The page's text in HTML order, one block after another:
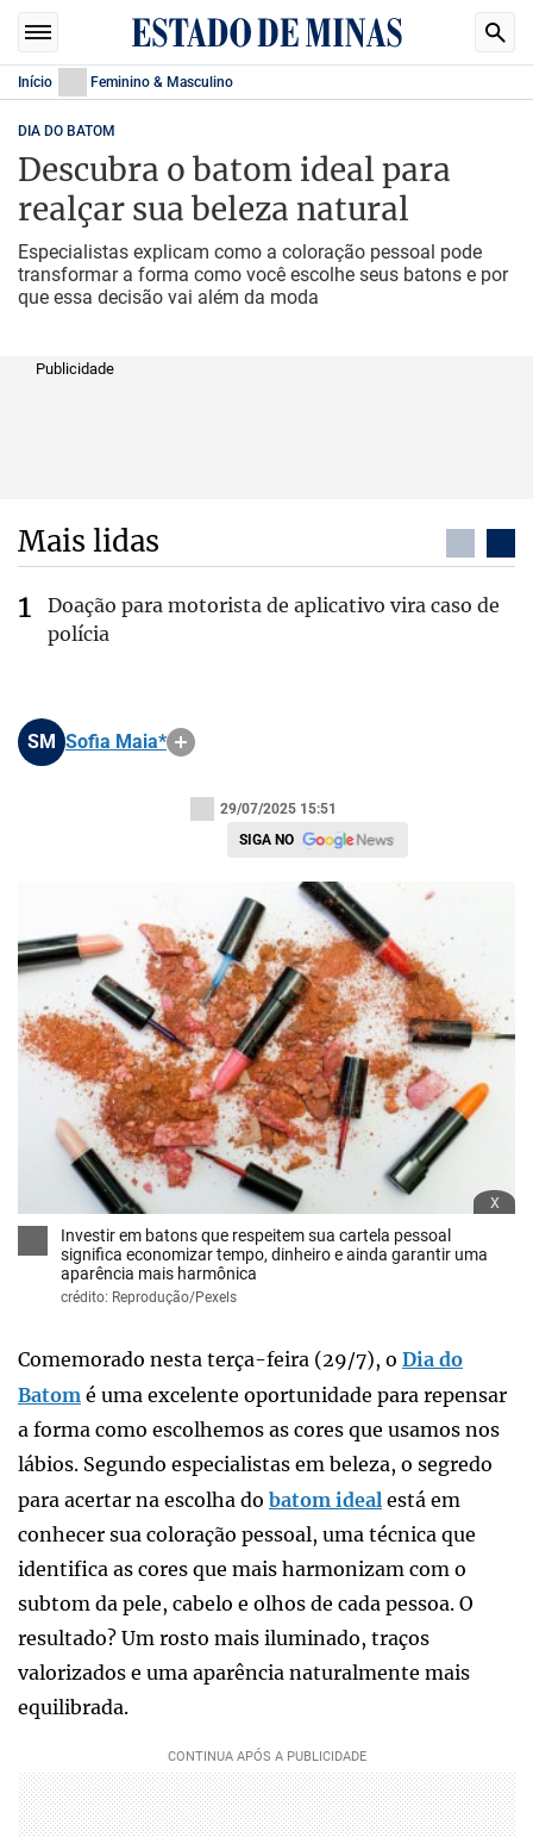
Início Feminino & Masculino
DIA DO BATOM
Descubra o batom ideal para
realçar sua beleza natural
Especialistas explicam como a coloração pessoal pode
transformar a forma como você escolhe seus batons e por
que essa decisão vai além da moda
Publicidade
Mais lidas
Doação para motorista de aplicativo vira caso de
polícia
SM Sofia Maia*
29/07/2025 15:51
SIGA NO
x
Investir em batons que respeitem sua cartela pessoal
significa economizar tempo, dinheiro e ainda garantir uma
aparência mais harmônica
crédito: Reprodução/Pexels
Comemorado nesta terça-feira (29/7), o Dia do
Batom é uma excelente oportunidade para repensar
a forma como escolhemos as cores que usamos nos
lábios. Segundo especialistas em beleza, o segredo
para acertar na escolha do batom ideal está em
conhecer sua coloração pessoal, uma técnica que
identifica as cores que mais harmonizam com o
subtom da pele, cabelo e olhos de cada pessoa. O
resultado? Um rosto mais iluminado, traços
valorizados e uma aparência naturalmente mais
equilibrada.